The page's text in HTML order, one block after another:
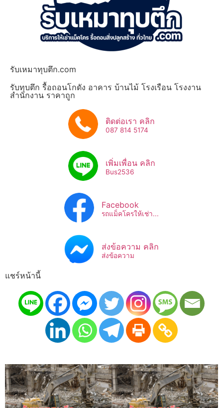
รับเหมาทุบตึก.com
รับทุบตึก รื้อถอนโกดัง อาคาร บ้านไม้ โรงเรือน โรงงาน
สำนักงาน ราคาถูก
ติดต่อเรา คลิก
087 814 5174
เพิ่มเพื่อน คลิก
Bus2536​
Facebook
รถแม็คโครให้เช่า...
ส่งข้อความ คลิก
ส่งข้อความ
แชร์หน้านี้